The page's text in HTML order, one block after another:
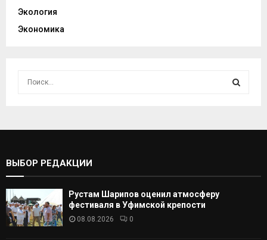
Экология
Экономика
С
А
ВЫБОР РЕДАКЦИИ
Рустам Шарипов оценил атмосферу
фестиваля в Уфимской крепости
08.08.2026 0